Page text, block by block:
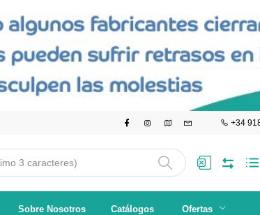
+34
Sobre Nosotros Catálogos Ofertas